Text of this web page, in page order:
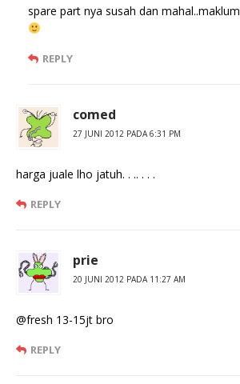
spare part nya susah dan
REPLY
comed
27 JUNI 2012 PADA 6:31 PM
harga juale lho jatuh. . .. . . .
REPLY
prie
20 JUNI 2012 PADA 11:27 AM
@fresh 13-15jt bro
REPLY